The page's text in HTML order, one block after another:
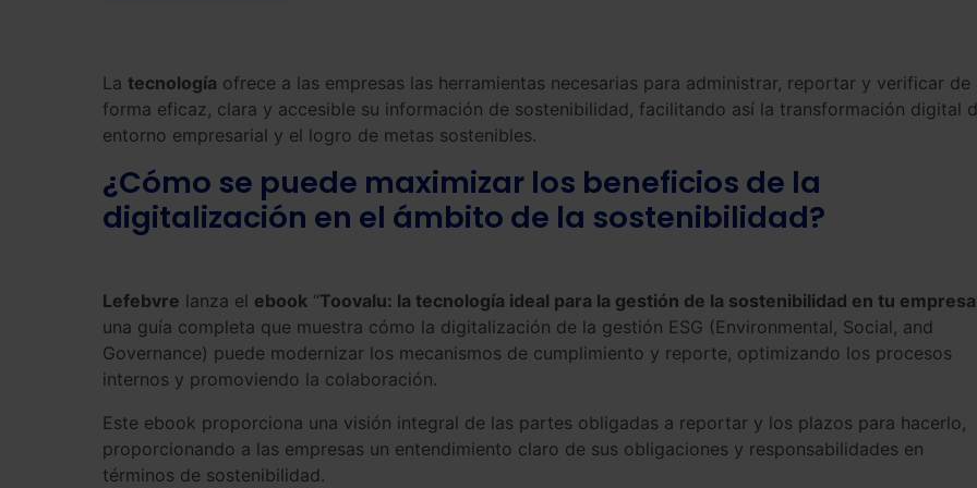
La tecnología ofrece a las empresas las herramientas necesarias para administrar, reportar y verificar de
forma eficaz, clara y accesible su información de sostenibilidad, facilitando así la transformación digital
entorno empresarial y el logro de metas sostenibles.
¿Cómo se puede maximizar los beneficios de la
digitalización en el ámbito de la sostenibilidad?
Lefebvre lanza el ebook “Toovalu: la tecnología ideal para la gestión de la sostenibilidad en tu empresa
una guía completa que muestra cómo la digitalización de la gestión ESG (Environmental, Social, and
Governance) puede modernizar los mecanismos de cumplimiento y reporte, optimizando los procesos
internos y promoviendo la colaboración.
Este ebook proporciona una visión integral de las partes obligadas a reportar y los plazos para hacerlo,
proporcionando a las empresas un entendimiento claro de sus obligaciones y responsabilidades en
términos de sostenibilidad.